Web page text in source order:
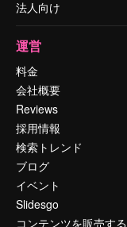
法人向け
運営
料金
会社概要
Reviews
採用情報
検索トレンド
ブログ
イベント
Slidesgo
コンテンツを販売する